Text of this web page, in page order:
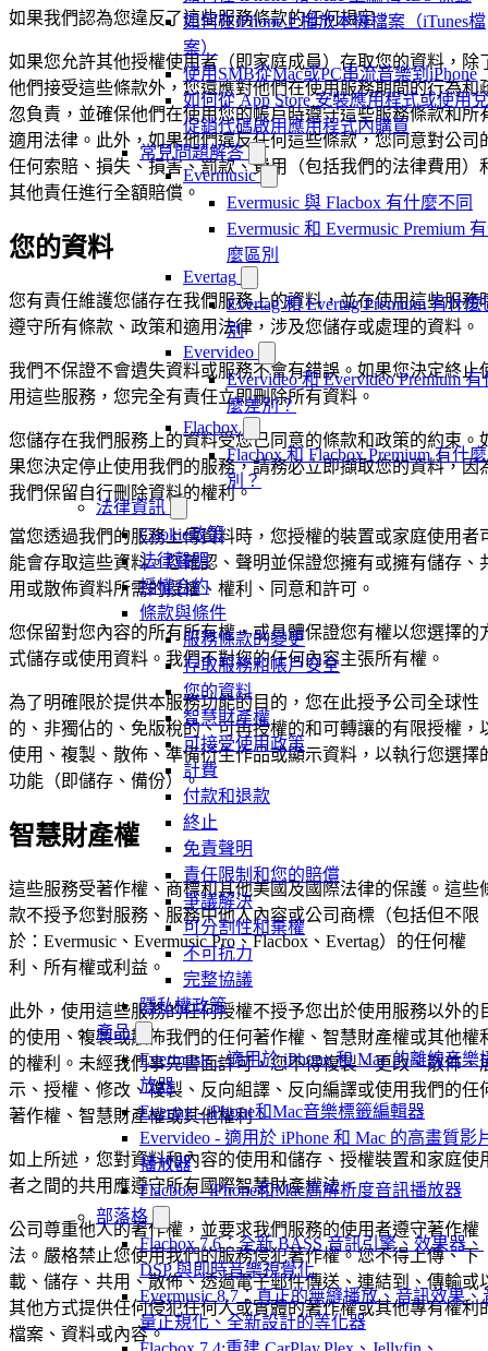
如何在iPhone上播放本機檔案（iTunes檔
案）
使用SMB從Mac或PC串流音樂到iPhone
如何從 App Store 安裝應用程式或使用
促銷代碼啟用應用程式內購買
常見問題解答
Evermusic
Evermusic 與 Flacbox 有什麼不同
Evermusic 和 Evermusic Premium
麼區別
Evertag
Evertag 和 Evertag Premium 有什麼
別
Evervideo
Evervideo 和 Evervideo Premium 有
麼差別？
Flacbox
Flacbox 和 Flacbox Premium 有什
別？
法律資訊
Cookie政策
法律聲明
授權合約
條款與條件
服務條款的變更
存取服務和帳戶安全
您的資料
智慧財產權
可接受使用政策
計費
付款和退款
終止
免責聲明
責任限制和您的賠償
爭議解決
可分割性和棄權
不可抗力
完整協議
隱私權政策
產品
Evermusic - 適用於 iPhone 和 Mac 的離線音樂
放器
Evertag - iPhone和Mac音樂標籤編輯器
Evervideo - 適用於 iPhone 和 Mac 的高畫質影
播放器
Flacbox - iPhone和Mac高解析度音訊播放器
部落格
Flacbox 7.6：全新 BASS 音訊引擎、效果器、
DSP 與即時音樂視覺化
Evermusic 8.7：真正的無縫播放、音訊效果、
量正規化、全新設計的等化器
如果我們認為您違反了這些服務條款的任何規定。
如果您允許其他授權使用者（即家庭成員）存取您的資料，除
他們接受這些條款外，您還應對他們在使用服務期間的行為和
忽負責，並確保他們在使用您的帳戶時遵守這些服務條款和所
適用法律。此外，如果他們違反任何這些條款，您同意對公司
任何索賠、損失、損害、罰款、費用（包括我們的法律費用）
其他責任進行全額賠償。
您的資料
您有責任維護您儲存在我們服務上的資料，並在使用這些服務
遵守所有條款、政策和適用法律，涉及您儲存或處理的資料。
我們不保證不會遺失資料或服務不會有錯誤。如果您決定終止
用這些服務，您完全有責任立即刪除所有資料。
您儲存在我們服務上的資料受您已同意的條款和政策的約束。
果您決定停止使用我們的服務，請務必立即擷取您的資料，因
我們保留自行刪除資料的權利。
當您透過我們的服務上傳資料時，您授權的裝置或家庭使用者
能會存取這些資料。您確認、聲明並保證您擁有或擁有儲存、
用或散佈資料所需的授權、權利、同意和許可。
您保留對您內容的所有所有權，或具體保證您有權以您選擇的
式儲存或使用資料。我們不對您的任何內容主張所有權。
為了明確限於提供本服務功能的目的，您在此授予公司全球性
的、非獨佔的、免版稅的、可再授權的和可轉讓的有限授權，
使用、複製、散佈、準備衍生作品或顯示資料，以執行您選擇
功能（即儲存、備份）。
智慧財產權
這些服務受著作權、商標和其他美國及國際法律的保護。這些
款不授予您對服務、服務中他人內容或公司商標（包括但不限
於：Evermusic、Evermusic Pro、Flacbox、Evertag）的任何權
利、所有權或利益。
此外，使用這些服務的任何授權不授予您出於使用服務以外的
的使用、複製或散佈我們的任何著作權、智慧財產權或其他權
的權利。未經我們事先書面許可，您不得複製、更改、散佈、
示、授權、修改、複製、反向組譯、反向編譯或使用我們的任
著作權、智慧財產權或其他權利。
如上所述，您對資料和內容的使用和儲存、授權裝置和家庭使
者之間的共用應遵守所有國際智慧財產權法。
公司尊重他人的著作權，並要求我們服務的使用者遵守著作權
法。嚴格禁止您使用我們的服務侵犯著作權。您不得上傳、下
載、儲存、共用、散佈、透過電子郵件傳送、連結到、傳輸或
其他方式提供任何侵犯任何人或實體的著作權或其他專有權利
檔案、資料或內容。